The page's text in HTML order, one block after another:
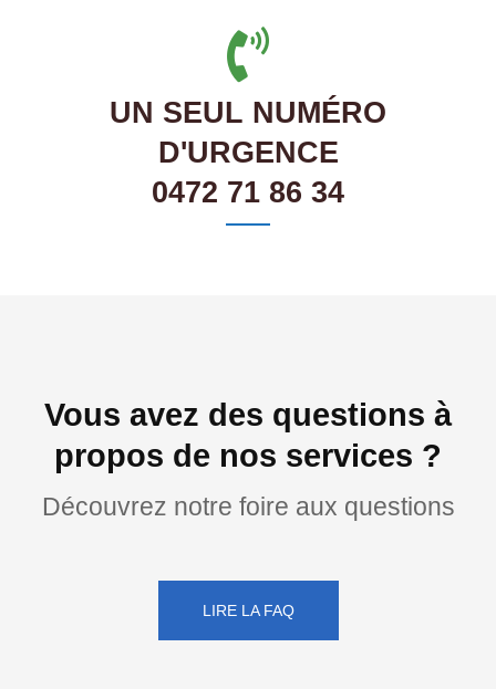
UN SEUL NUMÉRO
D'URGENCE
0472 71 86 34
Vous avez des questions à
propos de nos services ?
Découvrez notre foire aux questions
LIRE LA FAQ